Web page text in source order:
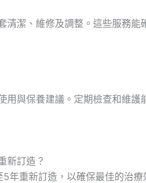
清潔、維修及調整。這些服務
與保養建議。定期檢查和維
新訂造？
年重新訂造，以確保最佳的治